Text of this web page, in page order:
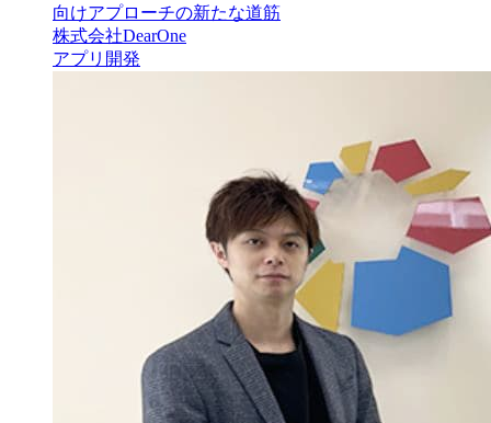
向けアプローチの新たな道筋
株式会社DearOne
アプリ開発